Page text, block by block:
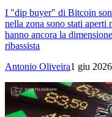
I "dip buyer" di Bitcoin
nella zona sono stati
hanno ancora la
ribassista
Antonio Oliveira1 giu 2026